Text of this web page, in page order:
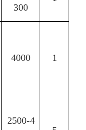
300
4000 1
2500-4